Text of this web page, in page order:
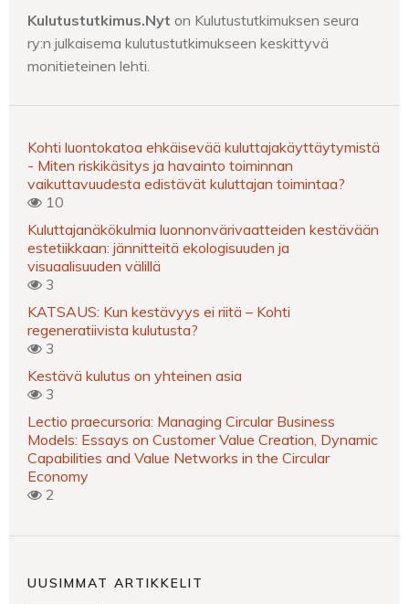
Kulutustutkimus.Nyt on Kulutustutkimuksen seura
ry:n julkaisema kulutustutkimukseen keskittyvä
monitieteinen lehti.
Kohti luontokatoa ehkäisevää kuluttajakäyttäytymistä
- Miten riskikäsitys ja havainto toiminnan
vaikuttavuudesta edistävät kuluttajan toimintaa?
10
Kuluttajanäkökulmia luonnonvärivaatteiden kestävään
estetiikkaan: jännitteitä ekologisuuden ja
visuaalisuuden välillä
3
KATSAUS: Kun kestävyys ei riitä – Kohti
regeneratiivista kulutusta?
3
Kestävä kulutus on yhteinen asia
3
Lectio praecursoria: Managing Circular Business
Models: Essays on Customer Value Creation, Dynamic
Capabilities and Value Networks in the Circular
Economy
2
UUSIMMAT ARTIKKELIT